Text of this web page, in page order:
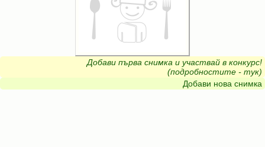
Добави първа снимка и участвай в конкурс!
(подробностите - тук)
Добави нова снимка